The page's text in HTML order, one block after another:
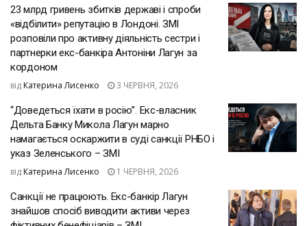
23 млрд гривень збитків державі і спроби
«відбілити» репутацію в Лондоні. ЗМІ
розповіли про активну діяльність сестри і
партнерки екс-банкіра Антоніни Лагун за
кордоном
від Катерина Лисенко 3 ЧЕРВНЯ, 2026
“Доведеться їхати в росію”. Екс-власник
Дельта Банку Микола Лагун марно
намагається оскаржити в суді санкції РНБО і
указ Зеленського – ЗМІ
від Катерина Лисенко 1 ЧЕРВНЯ, 2026
Санкції не працюють. Екс-банкір Лагун
знайшов спосіб виводити активи через